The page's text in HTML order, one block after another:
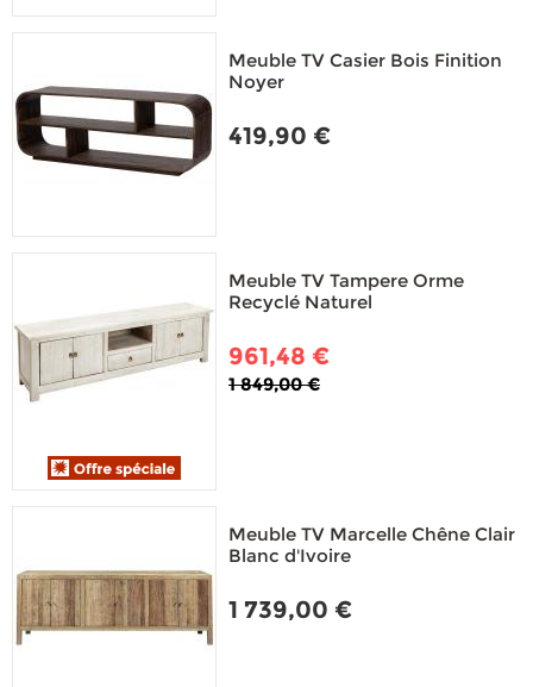
Meuble TV Casier Bois Finition
Noyer
419,90 €
Meuble TV Tampere Orme
Recyclé Naturel
961,48 €
1 849,00 €
Meuble TV Marcelle Chêne Clair
Blanc d'Ivoire
1 739,00 €